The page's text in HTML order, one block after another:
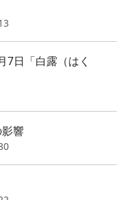
日「白露（はく
響